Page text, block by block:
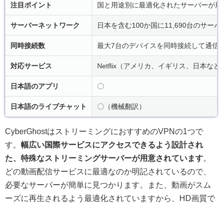
注目ポイント 国と用途別に最適化されたサーバーが
サーバーネットワーク 日本を含む100か国に11,690台のサー
同時接続数 最大7台のデバイスを同時接続して通信
対応サービス Netflix（アメリカ、イギリス、日本な
日本語のアプリ 〇
日本語のライブチャット 〇（機械翻訳）
CyberGhostはストリーミングにおすすめのVPNの1つで
す。 幅広い国際サービスにアクセスできるよう設計され
た、特殊なストリーミングサーバーが用意されています。
どの動画配信サービスに最適なのか明記されているので、
必要なサーバーが簡単に見つかります。また、動画がスム
ーズに再生されるよう最適化されていますから、HD画質で